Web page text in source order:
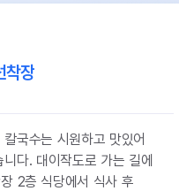
착장
국수는 시원하고 맛있어
다. 대이작도로 가는 길에
2층 식당에서 식사 후